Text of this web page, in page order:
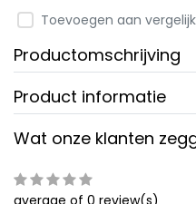
Toevoegen aan
Productomschrijving
Product informatie
Wat onze klanten
average of 0 review(s)